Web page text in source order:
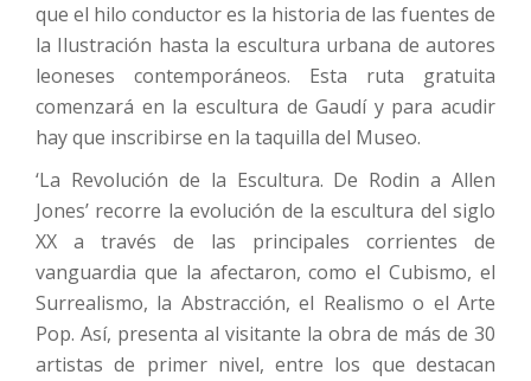
que el hilo conductor es la historia de las fuentes de
la Ilustración hasta la escultura urbana de autores
leoneses contemporáneos. Esta ruta gratuita
comenzará en la escultura de Gaudí y para acudir
hay que inscribirse en la taquilla del Museo.
‘La Revolución de la Escultura. De Rodin a Allen
Jones’ recorre la evolución de la escultura del siglo
XX a través de las principales corrientes de
vanguardia que la afectaron, como el Cubismo, el
Surrealismo, la Abstracción, el Realismo o el Arte
Pop. Así, presenta al visitante la obra de más de 30
artistas de primer nivel, entre los que destacan